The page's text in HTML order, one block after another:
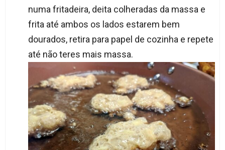
numa fritadeira, deita colheradas da massa e
frita até ambos os lados estarem bem
dourados, retira para papel de cozinha e repete
até não teres mais massa.